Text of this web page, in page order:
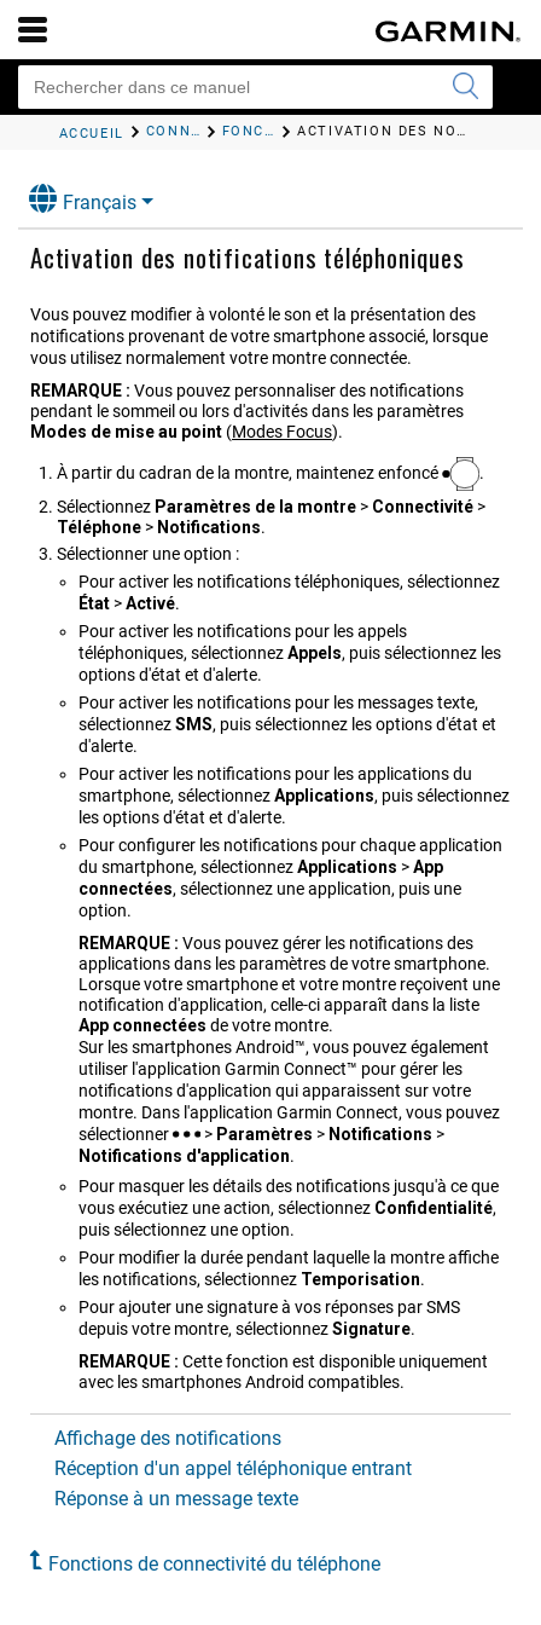
ACCUEIL CONNECTIVITÉ FONCTIONS DE CONNECTIVITÉ DU TÉLÉPHONE ACTIVATION DES NOTIFICATIONS TÉLÉPHONIQUES
Français
Activation des notifications téléphoniques
Vous pouvez modifier à volonté le son et la présentation des
notifications provenant de votre smartphone associé, lorsque
vous utilisez normalement votre montre connectée.
REMARQUE : Vous pouvez personnaliser des notifications
pendant le sommeil ou lors d'activités dans les paramètres
Modes de mise au point (Modes Focus).
À partir du cadran de la montre, maintenez enfoncé
.
Sélectionnez Paramètres de la montre > Connectivité >
Téléphone > Notifications.
Sélectionner une option :
Pour activer les notifications téléphoniques, sélectionnez
État >Activé.
Pour activer les notifications pour les appels
téléphoniques, sélectionnezAppels, puis sélectionnez les
options d'état et d'alerte.
Pour activer les notifications pour les messages texte,
sélectionnezSMS, puis sélectionnez les options d'état et
d'alerte.
Pour activer les notifications pour les applications du
smartphone, sélectionnezApplications, puis sélectionnez
les options d'état et d'alerte.
Pour configurer les notifications pour chaque application
du smartphone, sélectionnezApplications >App
connectées, sélectionnez une application, puis une
option.
REMARQUE : Vous pouvez gérer les notifications des
applications dans les paramètres de votre smartphone.
Lorsque votre smartphone et votre montre reçoivent une
notification d'application, celle-ci apparaît dans la liste
App connectées de votre montre.
Sur les smartphones Android™, vous pouvez également
utiliser l'application Garmin Connect™ pour gérer les
notifications d'application qui apparaissent sur votre
montre. Dans l'application Garmin Connect, vous pouvez
sélectionner
> Paramèt​res > Notifications >
Notifications d'application.
Pour masquer les détails des notifications jusqu'à ce que
vous exécutiez une action, sélectionnez Confidentialité,
puis sélectionnez une option.
Pour modifier la durée pendant laquelle la montre affiche
les notifications, sélectionnez Tempo​risation.
Pour ajouter une signature à vos réponses par SMS
depuis votre montre, sélectionnezSignature.
REMARQUE : Cette fonction est disponible uniquement
avec les smartphones Android compatibles.
Affichage des notifications
Réception d'un appel téléphonique entrant
Réponse à un message texte
Fonctions de connectivité du téléphone